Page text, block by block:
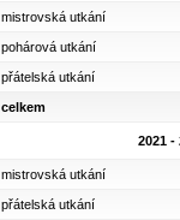
mistrovská utkání
pohárová utkání
přátelská utkání
celkem
2021 -
mistrovská utkání
přátelská utkání